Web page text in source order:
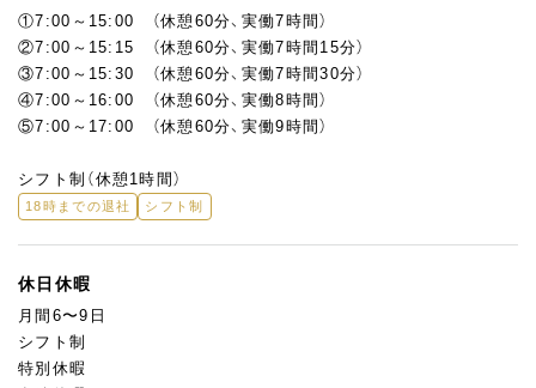
①7:00～15:00 （休憩60分、実働7時間）
②7:00～15:15 （休憩60分、実働7時間15分）
③7:00～15:30 （休憩60分、実働7時間30分）
④7:00～16:00 （休憩60分、実働8時間）
⑤7:00～17:00 （休憩60分、実働9時間）
シフト制（休憩1時間）
18時までの退社 シフト制
休日休暇
月間6〜9日
シフト制
特別休暇